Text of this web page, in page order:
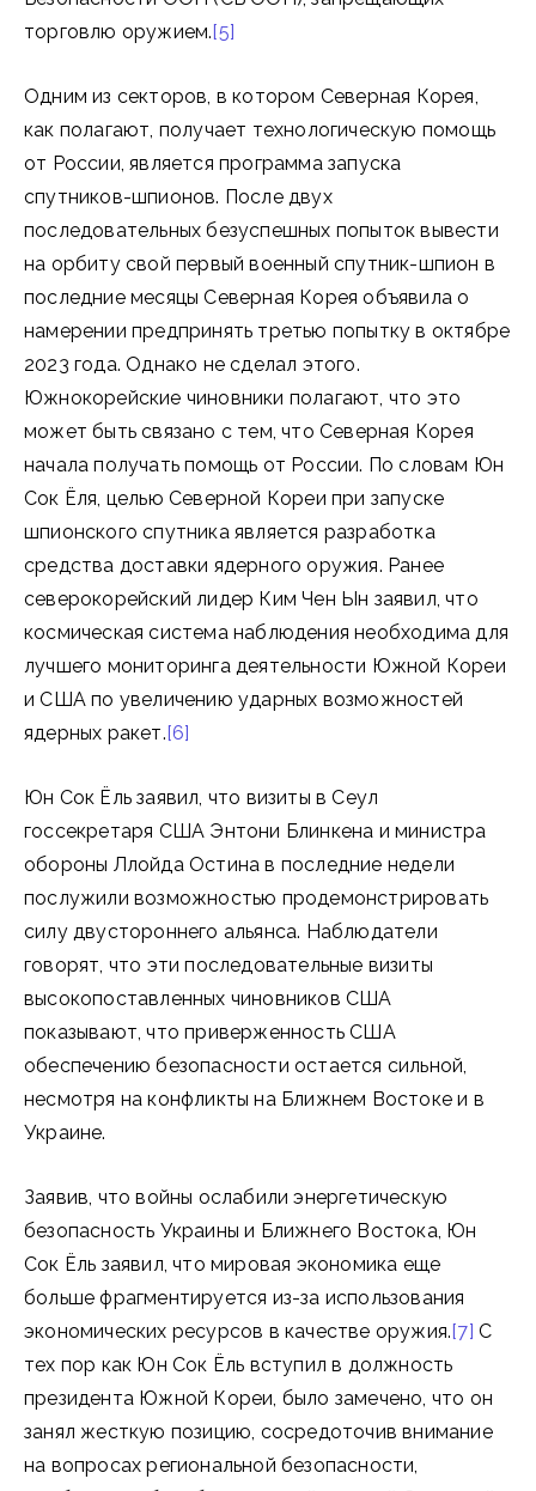
торговлю оружием.[5]
Одним из секторов, в котором Северная Корея,
как полагают, получает технологическую помощь
от России, является программа запуска
спутников-шпионов. После двух
последовательных безуспешных попыток вывести
на орбиту свой первый военный спутник-шпион в
последние месяцы Северная Корея объявила о
намерении предпринять третью попытку в октябре
2023 года. Однако не сделал этого.
Южнокорейские чиновники полагают, что это
может быть связано с тем, что Северная Корея
начала получать помощь от России. По словам Юн
Сок Ёля, целью Северной Кореи при запуске
шпионского спутника является разработка
средства доставки ядерного оружия. Ранее
северокорейский лидер Ким Чен Ын заявил, что
космическая система наблюдения необходима для
лучшего мониторинга деятельности Южной Кореи
и США по увеличению ударных возможностей
ядерных ракет.[6]
Юн Сок Ёль заявил, что визиты в Сеул
госсекретаря США Энтони Блинкена и министра
обороны Ллойда Остина в последние недели
послужили возможностью продемонстрировать
силу двустороннего альянса. Наблюдатели
говорят, что эти последовательные визиты
высокопоставленных чиновников США
показывают, что приверженность США
обеспечению безопасности остается сильной,
несмотря на конфликты на Ближнем Востоке и в
Украине.
Заявив, что войны ослабили энергетическую
безопасность Украины и Ближнего Востока, Юн
Сок Ёль заявил, что мировая экономика еще
больше фрагментируется из-за использования
экономических ресурсов в качестве оружия.[7] С
тех пор как Юн Сок Ёль вступил в должность
президента Южной Кореи, было замечено, что он
занял жесткую позицию, сосредоточив внимание
на вопросах региональной безопасности,